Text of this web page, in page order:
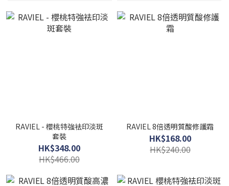
RAVIEL - 櫻桃特強袪印淡斑
套裝
HK$348.00
HK$466.00
RAVIEL 8倍透明質酸修護霜
HK$168.00
HK$240.00